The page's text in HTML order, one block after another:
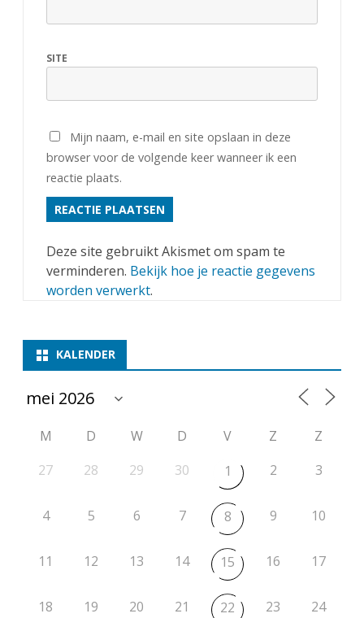
SITE
Mijn naam, e-mail en site opslaan in deze
browser voor de volgende keer wanneer ik een
reactie plaats.
Deze site gebruikt Akismet om spam te
verminderen. Bekijk hoe je reactie gegevens
worden verwerkt.
KALENDER
M D W D V Z
Z
27
28 29 30 1 2 3
4 5 6 7 8 9 10
11 12 13 14 15 16 17
18 19 20 21 22 23 24